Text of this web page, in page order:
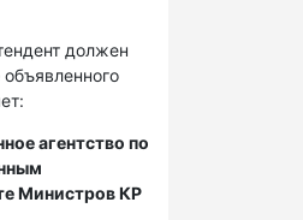
должен
агентство по
Министров КР